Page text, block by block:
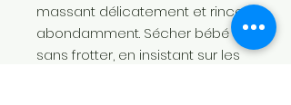
massant délicatement et rincer
abondamment. Sécher bébé
sans frotter, en insistant sur les